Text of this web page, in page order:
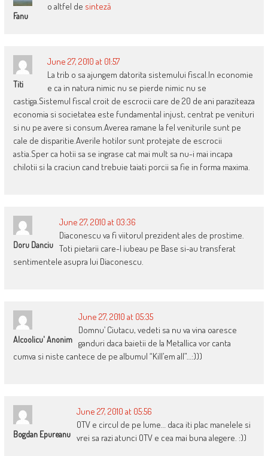
Fanu
o altfel de sinteză
Titi
June 27, 2010 at 01:57
La trib o sa ajungem datorita sistemului fiscal.In economie
e ca in natura nimic nu se pierde nimic nu se
castiga.Sistemul fiscal croit de escrocii care de 20 de ani paraziteaza
economia si societatea este fundamental injust, centrat pe venituri
si nu pe avere si consum.Averea ramane la fel veniturile sunt pe
cale de disparitie.Averile hotilor sunt protejate de escrocii
astia.Sper ca hotii sa se ingrase cat mai mult sa nu-i mai incapa
chilotii si la craciun cand trebuie taiati porcii sa fie in forma maxima.
Doru Danciu
June 27, 2010 at 03:36
Diaconescu va fi viitorul prezident ales de prostime.
Toti pietarii care-l iubeau pe Base si-au transferat
sentimentele asupra lui Diaconescu.
Alcoolicu' Anonim
June 27, 2010 at 05:35
Domnu’ Ciutacu, vedeti sa nu va vina oaresce
ganduri daca baietii de la Metallica vor canta
cumva si niste cantece de pe albumul “Kill’em all”…:)))
Bogdan Epureanu
June 27, 2010 at 05:56
OTV e circul de pe lume… daca iti plac manelele si
vrei sa razi atunci OTV e cea mai buna alegere. :))